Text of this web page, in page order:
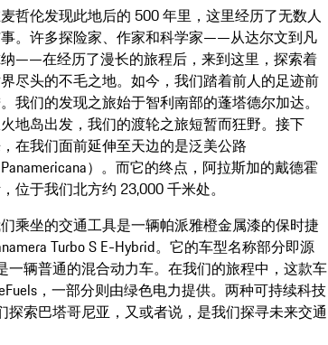
哲伦发现此地后的 500 年里，这里经历了无数人
。许多探险家、作家和科学家——从达尔文到凡
——在经历了漫长的旅程后，来到这里，探索着
尽头的不毛之地。如今，我们踏着前人的足迹前
我们的发现之旅始于智利南部的蓬塔德尔加达。
地岛出发，我们的渡轮之旅短暂而狂野。接下
在我们面前延伸至天边的是泛美公路
Panamericana）。而它的终点，阿拉斯加的戴德霍
位于我们北方约 23,000 千米处。
乘坐的交通工具是一辆帕派雅橙金属漆的保时捷
Turbo S E-Hybrid。它的车型名称部分即源
一辆普通的混合动力车。在我们的旅程中，这款车
，一部分则由绿色电力提供。两种可持续科技
索巴塔哥尼亚，又或者说，是我们探寻未来交通